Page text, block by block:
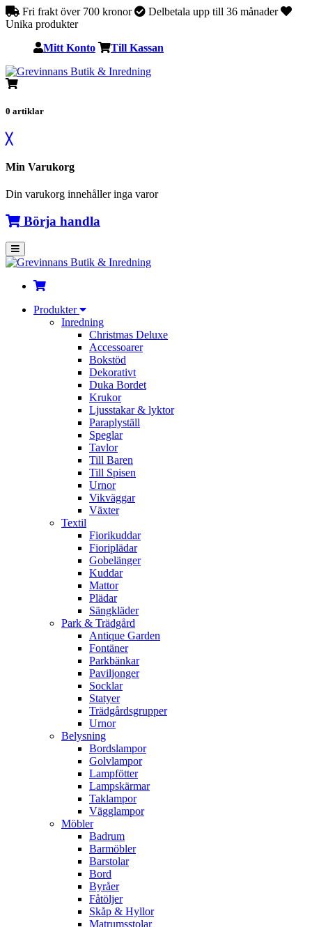
Fri frakt över 700 kronor
Delbetala upp till 36 månader
Unika produkter
Mitt Konto Till Kassan
0 artiklar
╳
Min Varukorg
Din varukorg innehåller inga varor
Börja handla
Produkter
Inredning
Christmas Deluxe
Accessoarer
Bokstöd
Dekorativt
Duka Bordet
Krukor
Ljusstakar & lyktor
Paraplyställ
Speglar
Tavlor
Till Baren
Till Spisen
Urnor
Vikväggar
Växter
Textil
Fiorikuddar
Fioriplädar
Gobelänger
Kuddar
Mattor
Plädar
Sängkläder
Park & Trädgård
Antique Garden
Fontäner
Parkbänkar
Paviljonger
Socklar
Statyer
Trädgårdsgrupper
Urnor
Belysning
Bordslampor
Golvlampor
Lampfötter
Lampskärmar
Taklampor
Vägglampor
Möbler
Badrum
Barmöbler
Barstolar
Bord
Byråer
Fåtöljer
Skåp & Hyllor
Matrumsstolar